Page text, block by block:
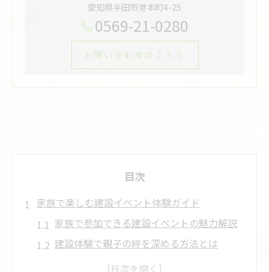
愛知県半田市港本町4-25
0569-21-0280
お問い合わせはこちら
目次
家族で楽しむ建設イベント体験ガイド
家族で参加できる建設イベントの魅力解説
建設体験で親子の絆を深める方法とは
建設イベントで学ぶ住まいづくりの楽しさ